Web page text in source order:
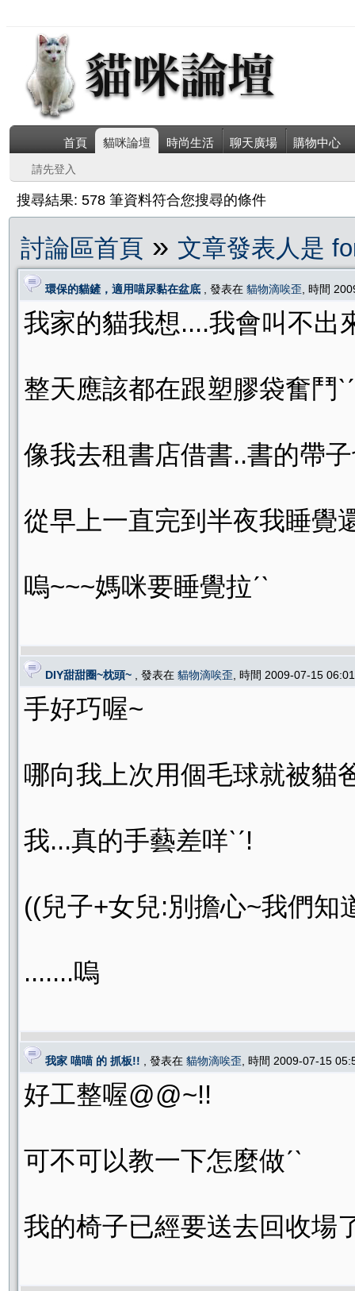
首頁 貓咪論壇 時尚生活 聊天廣場 購物中心
請先登入
搜尋結果: 578 筆資料符合您搜尋的條件
討論區首頁 » 文章發表人是
環保的貓鏟，適用喵尿黏在盆底 , 發表在 貓物滴唉歪 , 時間
我家的貓我想....我會叫不出
整天應該都在跟塑膠袋奮鬥ˋˊ
像我去租書店借書..書的帶
從早上一直完到半夜我睡覺
嗚~~~媽咪要睡覺拉ˊˋ
DIY甜甜圈~枕頭~ , 發表在 貓物滴唉歪 , 時間 2009-07-15
手好巧喔~
哪向我上次用個毛球就被貓
我...真的手藝差咩ˋˊ!
((兒子+女兒:別擔心~我們知
.......嗚
我家 喵喵 的 抓板!! , 發表在 貓物滴唉歪 , 時間 2009-07-15
好工整喔@@~!!
可不可以教一下怎麼做ˊˋ
我的椅子已經要送去回收場